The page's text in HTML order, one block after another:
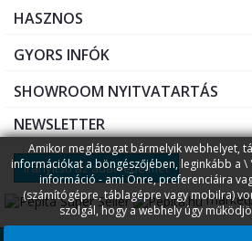
HASZNOS
GYORS INFÓK
SHOWROOM NYITVATARTÁS
NEWSLETTER
Irányítsd az adatvédelmet
Amikor meglátogat bármelyik webhelyet,
információkat a böngészőjében, leginkább a \
információ - ami Önre, preferenciáira
(számítógépre, táblagépre vagy mobilra)
szolgál, hogy a webhely úgy